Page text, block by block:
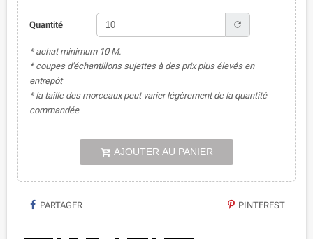
Quantité refresh
* achat minimum 10 M.
* coupes d'échantillons sujettes à des prix plus élevés en
entrepôt
* la taille des morceaux peut varier légèrement de la quantité
commandée
AJOUTER AU PANIER
PARTAGER PINTEREST